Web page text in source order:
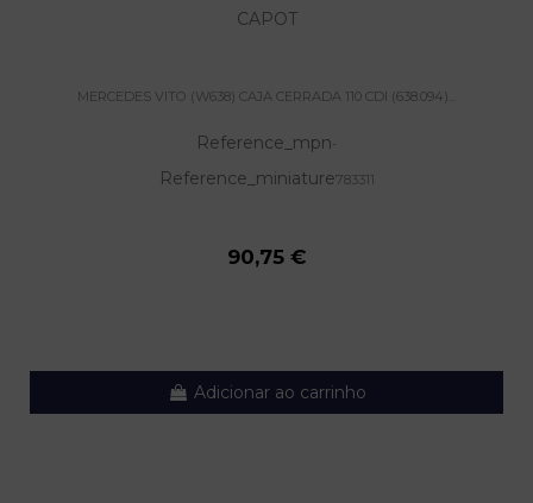
CAPOT
MERCEDES VITO (W638) CAJA CERRADA 110 CDI (638.094)...
Reference_mpn-
Reference_miniature783311
90,75 €
Adicionar ao carrinho